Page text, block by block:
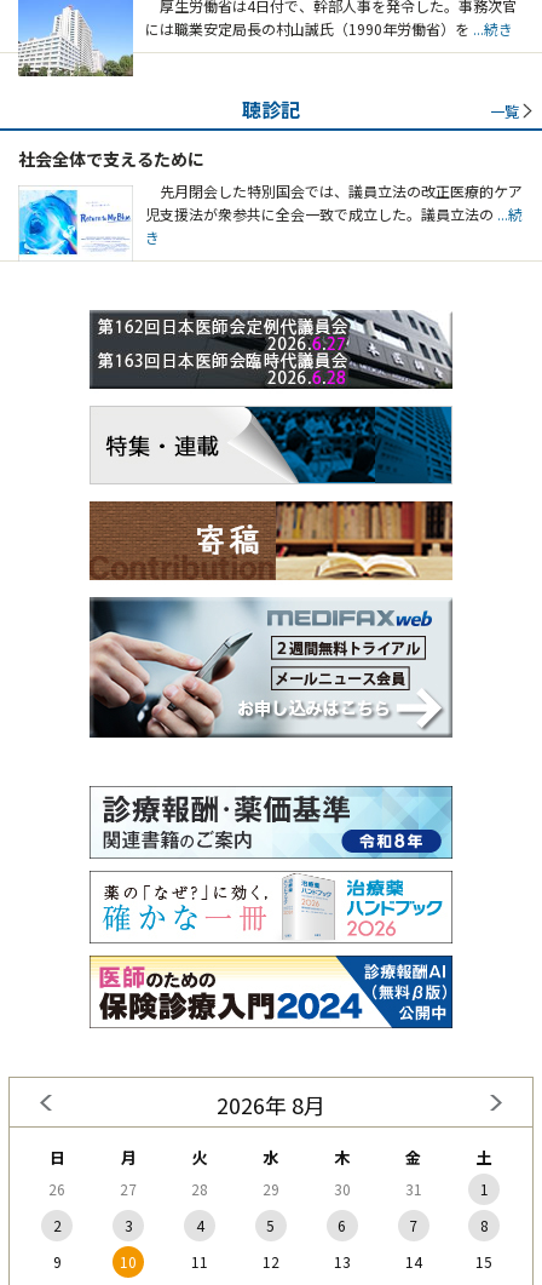
厚生労働省は4日付で、幹部人事を発令した。事務次官
には職業安定局長の村山誠氏（1990年労働省）を ...続き
聴診記 一覧
社会全体で支えるために
先月閉会した特別国会では、議員立法の改正医療的ケア
児支援法が衆参共に全会一致で成立した。議員立法の ...続
き
2026年 8月
日 月 火 水 木 金 土
26 27 28 29 30 31
1
2
3 4 5 6 7
8
9
10 11 12 13 14
15